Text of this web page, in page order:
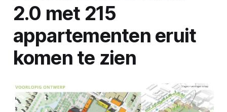
2.0 met 215
appartementen eruit
komen te zien